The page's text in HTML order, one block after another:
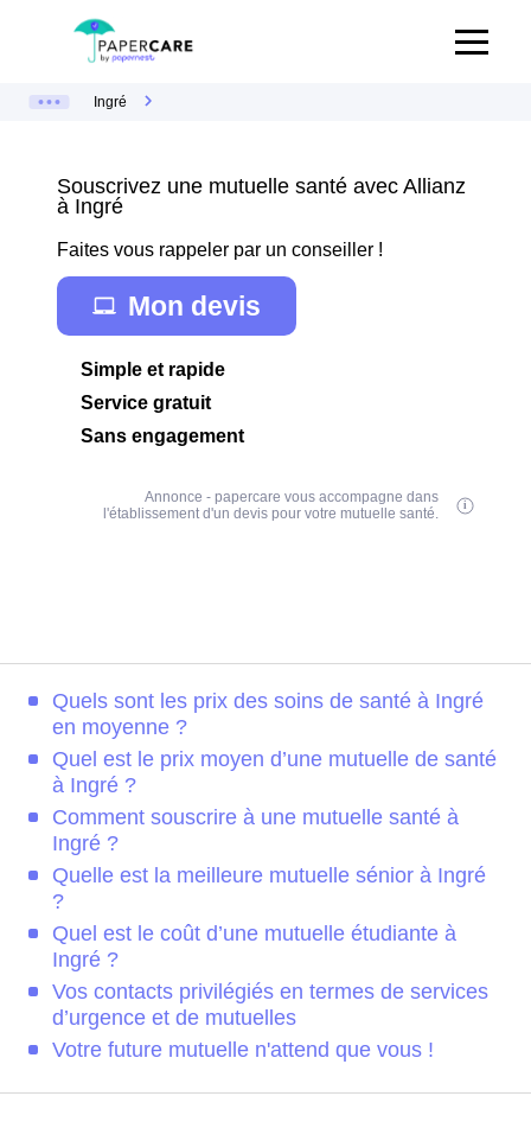
Ingré
Souscrivez une mutuelle santé avec Allianz
à Ingré
Faites vous rappeler par un conseiller !
Mon devis
Simple et rapide
Service gratuit
Sans engagement
Annonce - papercare vous accompagne dans
l'établissement d'un devis pour votre mutuelle santé.
Quels sont les prix des soins de santé à Ingré
en moyenne ?
Quel est le prix moyen d’une mutuelle de santé
à Ingré ?
Comment souscrire à une mutuelle santé à
Ingré ?
Quelle est la meilleure mutuelle sénior à Ingré
?
Quel est le coût d’une mutuelle étudiante à
Ingré ?
Vos contacts privilégiés en termes de services
d’urgence et de mutuelles
Votre future mutuelle n'attend que vous !